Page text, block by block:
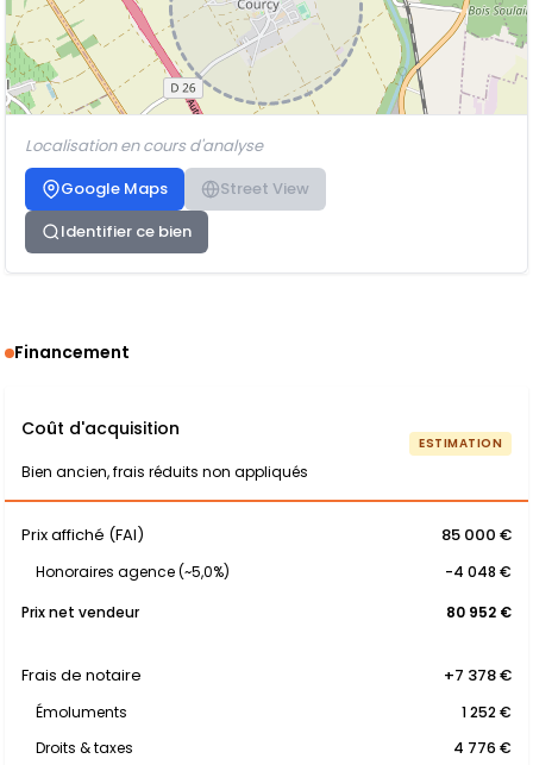
Localisation en cours d'analyse
Google Maps
Street View
Identifier ce bien
Financement
Coût d'acquisition
Bien ancien, frais réduits non appliqués
ESTIMATION
Prix affiché (FAI) 85 000 €
Honoraires agence (~5,0%)
-4 048 €
Prix net vendeur
80 952 €
Frais de notaire +7 378 €
Émoluments
1 252 €
Droits & taxes
4 776 €